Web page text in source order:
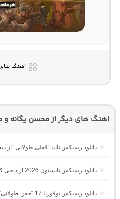
آهنگ
اهنگ های دیگر از محسن یگانه و
دانلود ریمیکس تانیا “قفلی طولانی”
دانلود ریمیکس تابستون 2026 از دیجی کامیار “شاد رقصی طولانی”
دانلود ریمیکس یوفوریا 17 “خفن طولانی” از لیروی بیتز